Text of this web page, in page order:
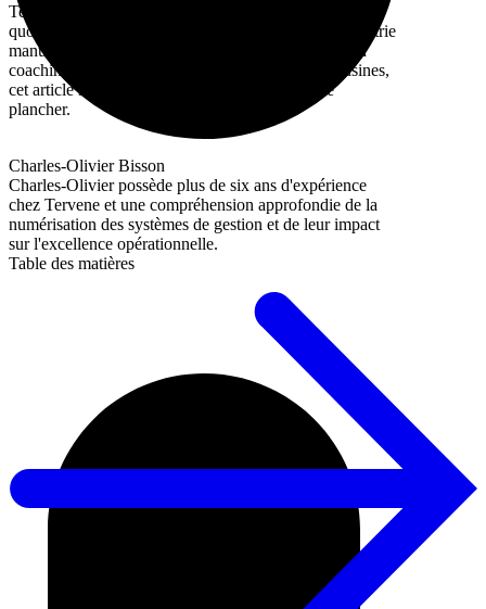
Tervene développe des logiciels pour la gestion
quotidienne et l'excellence opérationnelle dans l'industrie
manufacturière. Avec plus de 10 ans d'expérience en
coaching et en implantation dans des centaines d'usines,
cet article s'appuie sur ce qui a fonctionné sur le
plancher.
Charles-Olivier Bisson
Charles-Olivier possède plus de six ans d'expérience
chez Tervene et une compréhension approfondie de la
numérisation des systèmes de gestion et de leur impact
sur l'excellence opérationnelle.
Table des matières